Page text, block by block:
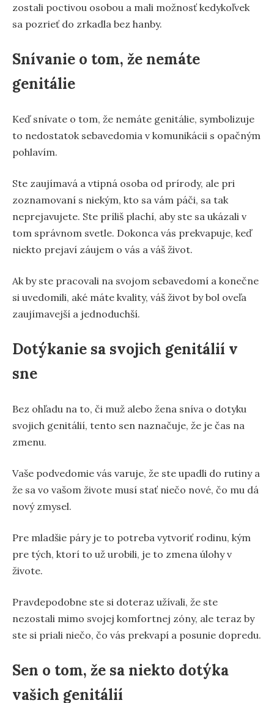
zostali poctivou osobou a mali možnosť kedykoľvek
sa pozrieť do zrkadla bez hanby.
Snívanie o tom, že nemáte
genitálie
Keď snívate o tom, že nemáte genitálie, symbolizuje
to nedostatok sebavedomia v komunikácii s opačným
pohlavím.
Ste zaujímavá a vtipná osoba od prírody, ale pri
zoznamovaní s niekým, kto sa vám páči, sa tak
neprejavujete. Ste príliš plachí, aby ste sa ukázali v
tom správnom svetle. Dokonca vás prekvapuje, keď
niekto prejaví záujem o vás a váš život.
Ak by ste pracovali na svojom sebavedomí a konečne
si uvedomili, aké máte kvality, váš život by bol oveľa
zaujímavejší a jednoduchší.
Dotýkanie sa svojich genitálií v
sne
Bez ohľadu na to, či muž alebo žena sníva o dotyku
svojich genitálií, tento sen naznačuje, že je čas na
zmenu.
Vaše podvedomie vás varuje, že ste upadli do rutiny a
že sa vo vašom živote musí stať niečo nové, čo mu dá
nový zmysel.
Pre mladšie páry je to potreba vytvoriť rodinu, kým
pre tých, ktorí to už urobili, je to zmena úlohy v
živote.
Pravdepodobne ste si doteraz užívali, že ste
nezostali mimo svojej komfortnej zóny, ale teraz by
ste si priali niečo, čo vás prekvapí a posunie dopredu.
Sen o tom, že sa niekto dotýka
vašich genitálií